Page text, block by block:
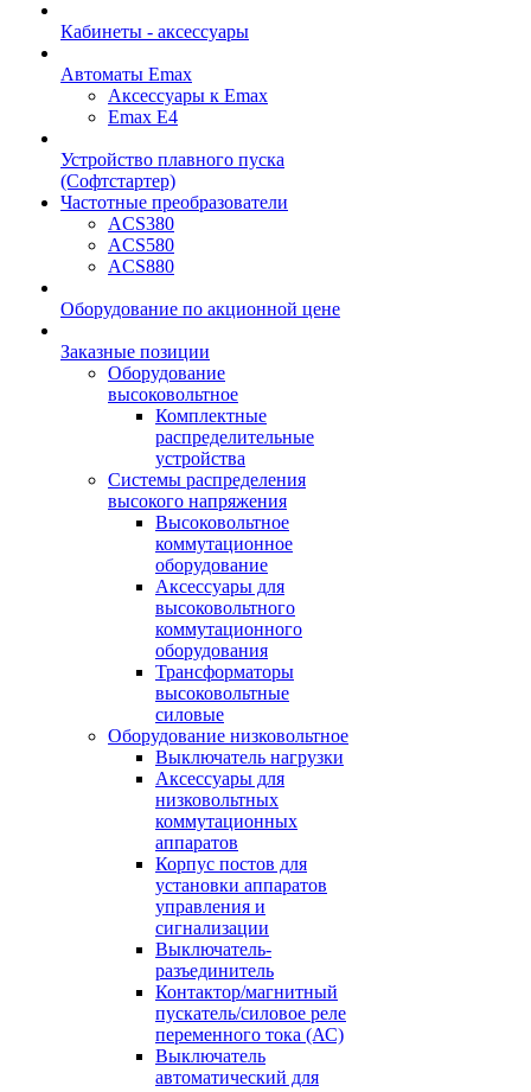
Кабинеты - аксессуары
Автоматы Emax
Аксессуары к Emax
Emax E4
Устройство плавного пуска
(Софтстартер)
Частотные преобразователи
ACS380
ACS580
ACS880
Оборудование по акционной цене
Заказные позиции
Оборудование
высоковольтное
Комплектные
распределительные
устройства
Системы распределения
высокого напряжения
Высоковольтное
коммутационное
оборудование
Аксессуары для
высоковольтного
коммутационного
оборудования
Трансформаторы
высоковольтные
силовые
Оборудование низковольтное
Выключатель нагрузки
Аксессуары для
низковольтных
коммутационных
аппаратов
Корпус постов для
установки аппаратов
управления и
сигнализации
Выключатель-
разъединитель
Контактор/магнитный
пускатель/силовое реле
переменного тока (АС)
Выключатель
автоматический для